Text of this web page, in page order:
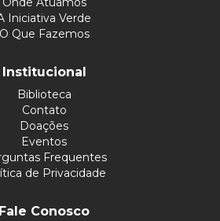
Iniciativa Verde
O Que Fazemos
Institucional
Biblioteca
Contato
Doações
Eventos
Frequentes
de Privacidade
Fale Conosco